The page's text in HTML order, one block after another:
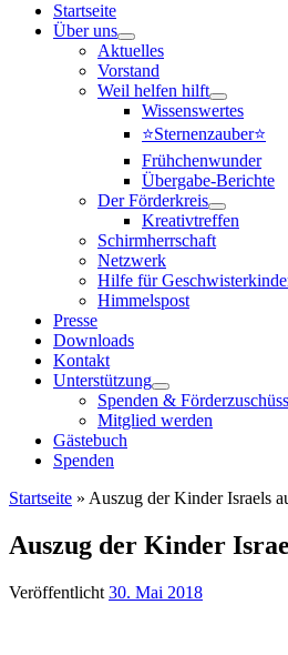
Startseite
Über uns
Aktuelles
Vorstand
Weil helfen hilft
Wissenswertes
⭐Sternenzauber⭐
Frühchenwunder
Übergabe-Berichte
Der Förderkreis
Kreativtreffen
Schirmherrschaft
Netzwerk
Hilfe für
Himmelspost
Presse
Downloads
Kontakt
Unterstützung
Spenden &
Mitglied werden
Gästebuch
Spenden
Startseite » Auszug der Kinder Israels
Auszug der Kinder
Veröffentlicht 30. Mai 2018